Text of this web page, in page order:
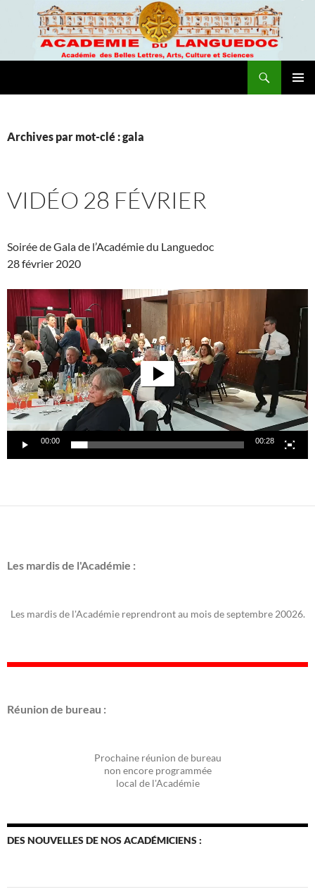
Archives par mot-clé : gala
VIDÉO 28 FÉVRIER
Soirée de Gala de l’Académie du Languedoc
28 février 2020
Lecteur
vidéo
00:00 00:28
Les mardis de l'Académie :
Les mardis de l'Académie reprendront au mois de septembre 20026.
Réunion de bureau :
Prochaine réunion de bureau
non encore programmée
local de l'Académie
DES NOUVELLES DE NOS ACADÉMICIENS :